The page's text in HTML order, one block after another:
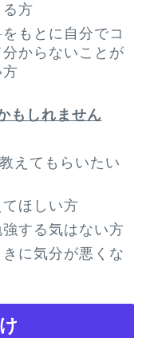
方
もとに自分でコ
からないことが
もしれません
えてもらいたい
ほしい方
する気はない方
に気分が悪くな